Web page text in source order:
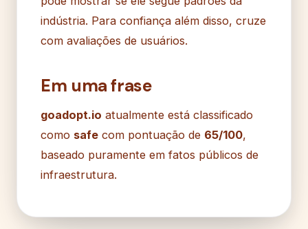
indústria. Para confiança além disso, cruze
com avaliações de usuários.
Em uma frase
goadopt.io atualmente está classificado
como safe com pontuação de 65/100,
baseado puramente em fatos públicos de
infraestrutura.